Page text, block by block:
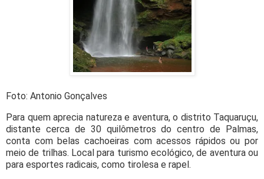
Foto: Antonio Gonçalves
Para quem aprecia natureza e aventura, o distrito Taquaruçu,
distante cerca de 30 quilômetros do centro de Palmas,
conta com belas cachoeiras com acessos rápidos ou por
meio de trilhas. Local para turismo ecológico, de aventura ou
para esportes radicais, como tirolesa e rapel.